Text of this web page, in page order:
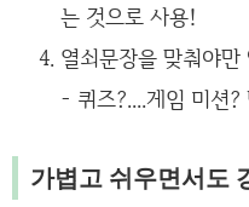
는 것으로 사용!
열쇠문장을 맞춰야
- 퀴즈?....게임 미션?
가볍고 쉬우면서도